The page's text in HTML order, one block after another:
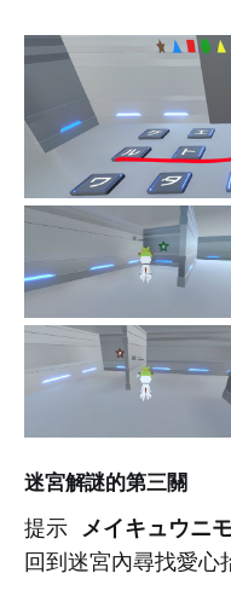
迷宮解謎的第三關
提示
メイキュウニ
回到迷宮內尋找愛心